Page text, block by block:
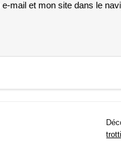
mail et mon site dans le